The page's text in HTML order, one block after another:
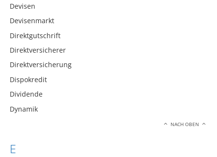
Devisen
Devisenmarkt
Direktgutschrift
Direktversicherer
Direktversicherung
Dispokredit
Dividende
Dynamik
NACH OBEN
E